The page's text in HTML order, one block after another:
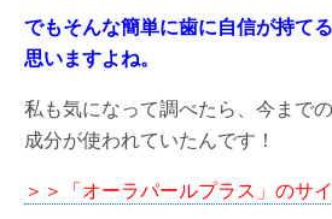
でもそんな簡単に歯に自信が持て
思いますよね。
私も気になって調べたら、今まで
成分が使われていたんです！
＞＞「オーラパールプラス」のサ